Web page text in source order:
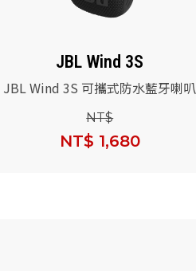
JBL Wind 3S
JBL Wind 3S 可攜式防水藍牙喇叭
NT$
NT$ 1,680